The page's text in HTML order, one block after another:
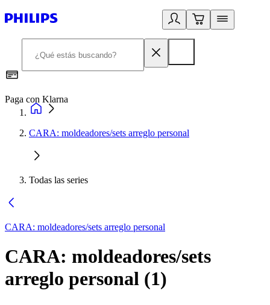
Paga con Klarna
CARA: moldeadores/sets arreglo personal
Todas las series
CARA: moldeadores/sets arreglo personal
CARA: moldeadores/sets
arreglo personal (1)